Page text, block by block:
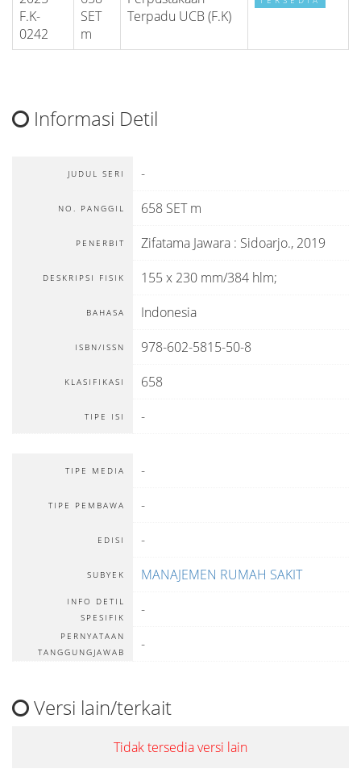
F.K-
0242
SET
m
Terpadu UCB (F.K)
Informasi Detil
JUDUL SERI -
NO. PANGGIL 658 SET m
PENERBIT Zifatama Jawara : Sidoarjo., 2019
DESKRIPSI FISIK 155 x 230 mm/384 hlm;
BAHASA Indonesia
ISBN/ISSN 978-602-5815-50-8
KLASIFIKASI 658
TIPE ISI -
TIPE MEDIA -
TIPE PEMBAWA -
EDISI -
SUBYEK MANAJEMEN RUMAH SAKIT
INFO DETIL
SPESIFIK
-
PERNYATAAN
TANGGUNGJAWAB
-
Versi lain/terkait
Tidak tersedia versi lain